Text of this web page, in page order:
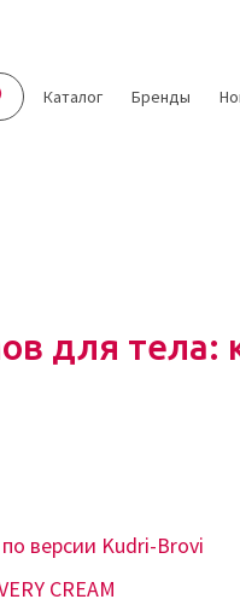
Каталог Бренды
для тела:
версии Kudri-Brovi
CREAM